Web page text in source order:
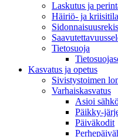
Laskutus ja
Häiriö- ja
Tietosuoja
Kasvatus ja opetus
Sivistystoimen
Varhaiskasvatus
Asioi
Päikky-
Päiväkodit